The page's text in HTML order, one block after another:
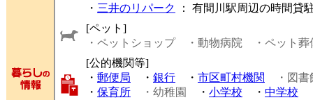
・ 三井のリパーク
： 有間川駅周辺の時間貸
[ペット]
・ペットショップ
・動物病院
・ペット葬
[公的機関等]
・ 郵便局 ・ 銀行 ・ 市区町村機関
・図書
・ 保育所 ・幼稚園 ・ 小学校 ・ 中学校